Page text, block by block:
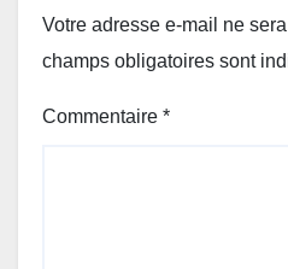
Votre adresse e-mail ne
champs obligatoires sont
Commentaire *